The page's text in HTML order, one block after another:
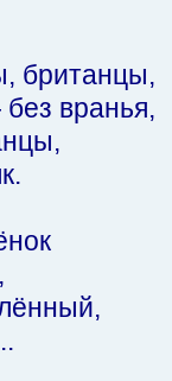
британцы,
вранья,